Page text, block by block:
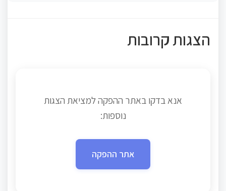
הצגות קרובות
אנא בדקו באתר ההפקה למציאת הצגות
נוספות:
אתר ההפקה